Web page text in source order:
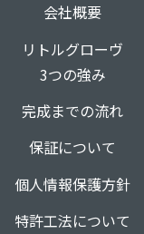
会社概要
リトルグローヴ
3つの強み
完成までの流れ
保証について
個人情報保護方針
特許工法について